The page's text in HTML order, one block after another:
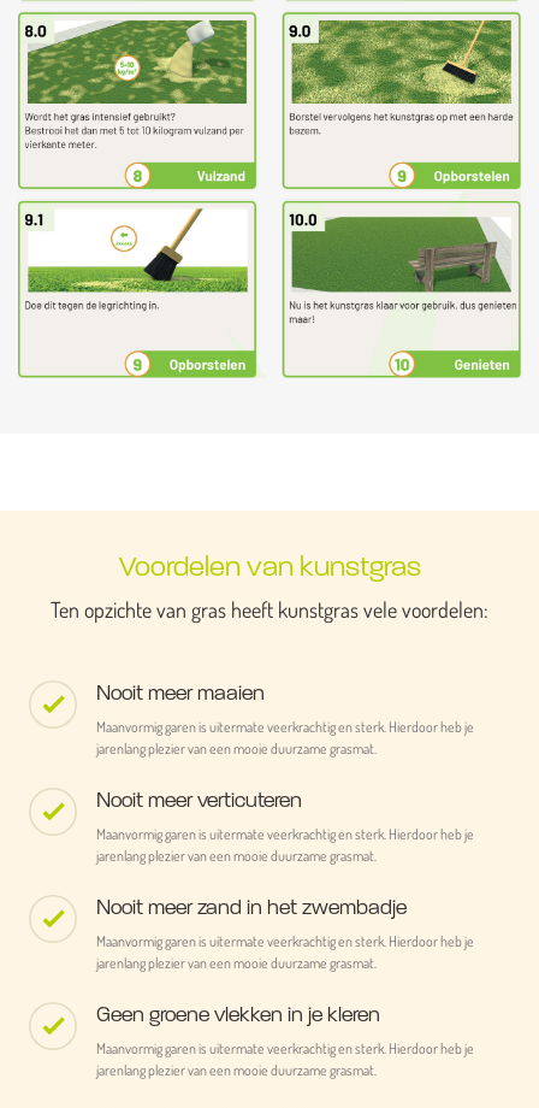
Voordelen van kunstgras
Ten opzichte van gras heeft kunstgras vele voordelen:
Nooit meer maaien
Maanvormig garen is uitermate veerkrachtig en sterk. Hierdoor heb je
jarenlang plezier van een mooie duurzame grasmat.
Nooit meer verticuteren
Maanvormig garen is uitermate veerkrachtig en sterk. Hierdoor heb je
jarenlang plezier van een mooie duurzame grasmat.
Nooit meer zand in het zwembadje
Maanvormig garen is uitermate veerkrachtig en sterk. Hierdoor heb je
jarenlang plezier van een mooie duurzame grasmat.
Geen groene vlekken in je kleren
Maanvormig garen is uitermate veerkrachtig en sterk. Hierdoor heb je
jarenlang plezier van een mooie duurzame grasmat.